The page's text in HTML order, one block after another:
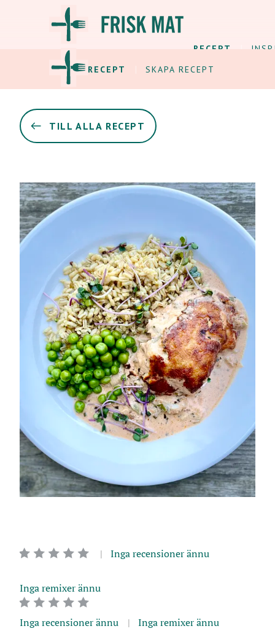
RECEPT
ALLA RECEPT
SKAPA RECEPT
TILL ALLA RECEPT
Inga recensioner ännu
Inga remixer ännu
Inga recensioner ännu Inga remixer ännu